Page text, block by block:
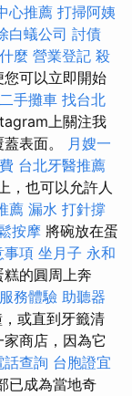
心推薦 打掃阿姨
白蟻公司 討債
麼 營業登記 殺
您可以立即開始
二手攤車 找台北
上關注我
表面。 月嫂一
台北牙醫推薦
，也可以允許人
薦 漏水 打針撐
按摩 將碗放在蛋
事項 坐月子 永和
的圓周上奔
務體驗 助聽器
或直到牙籤清
商店，因為它
話查詢 台胞證宜
已成為當地奇